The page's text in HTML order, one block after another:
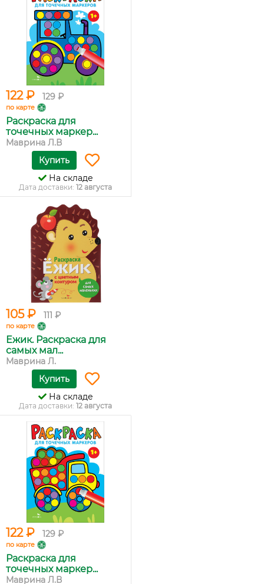
122 ₽ 129 ₽
по карте
Раскраска для
точечных маркер...
Маврина Л.В
Купить
На складе
Дата доставки: 12 августа
105 ₽ 111 ₽
по карте
Ежик. Раскраска для
самых мал...
Маврина Л.
Купить
На складе
Дата доставки: 12 августа
122 ₽ 129 ₽
по карте
Раскраска для
точечных маркер...
Маврина Л.В